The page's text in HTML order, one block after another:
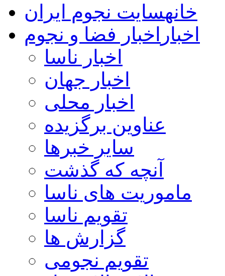
خانهسایت نجوم ایران
اخبار اخبار فضا و نجوم
اخبار ناسا
اخبار جهان
اخبار محلی
عناوین برگزیده
سایر خبرها
آنچه که گذشت
ماموریت های ناسا
تقویم ناسا
گزارش ها
تقویم نجومی